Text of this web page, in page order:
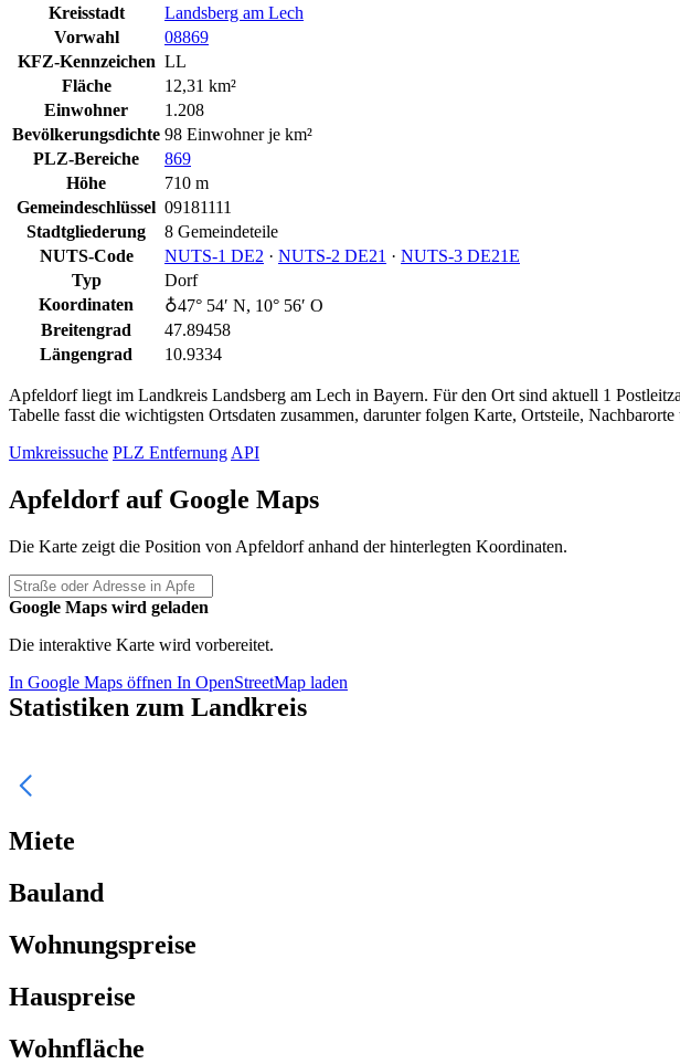
Kreisstadt
Landsberg am Lech
Vorwahl
08869
KFZ-Kennzeichen LL
Fläche
12,31 km²
Einwohner
1.208
Bevölkerungsdichte 98 Einwohner je km²
PLZ-Bereiche
869
Höhe
710 m
Gemeindeschlüssel 09181111
Stadtgliederung
8 Gemeindeteile
NUTS-Code
NUTS‑1 DE2 · NUTS‑2 DE21 · NUTS‑3 DE21E
Typ
Dorf
Koordinaten
♁47° 54′ N, 10° 56′ O
Breitengrad
47.89458
Längengrad
10.9334
Apfeldorf liegt im Landkreis Landsberg am Lech in Bayern. Für den Ort sind aktuell 1
Tabelle fasst die wichtigsten Ortsdaten zusammen, darunter folgen Karte, Ortsteile,
Umkreissuche PLZ EntfernungAPI
Apfeldorf auf Google Maps
Die Karte zeigt die Position von Apfeldorf anhand der hinterlegten Koordinaten.
Google Maps wird geladen
Die interaktive Karte wird vorbereitet.
In Google Maps öffnen In OpenStreetMap laden
Statistiken zum Landkreis
Miete
Bauland
Wohnungspreise
Hauspreise
Wohnfläche